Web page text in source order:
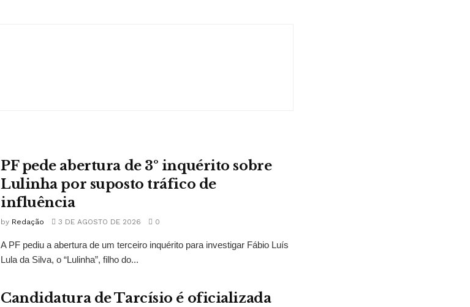
PF pede abertura de 3º inquérito sobre
Lulinha por suposto tráfico de
influência
by Redação 3 DE AGOSTO DE 2026 0
A PF pediu a abertura de um terceiro inquérito para investigar Fábio Luís
Lula da Silva, o “Lulinha”, filho do...
Candidatura de Tarcísio é oficializada